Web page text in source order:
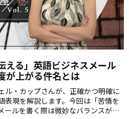
える」英語ビジネスメール
が上がる件名とは
ル・カップさんが、正確かつ明確に
表現を解説します。今回は「苦情を
ールを書く際は微妙なバランスが求